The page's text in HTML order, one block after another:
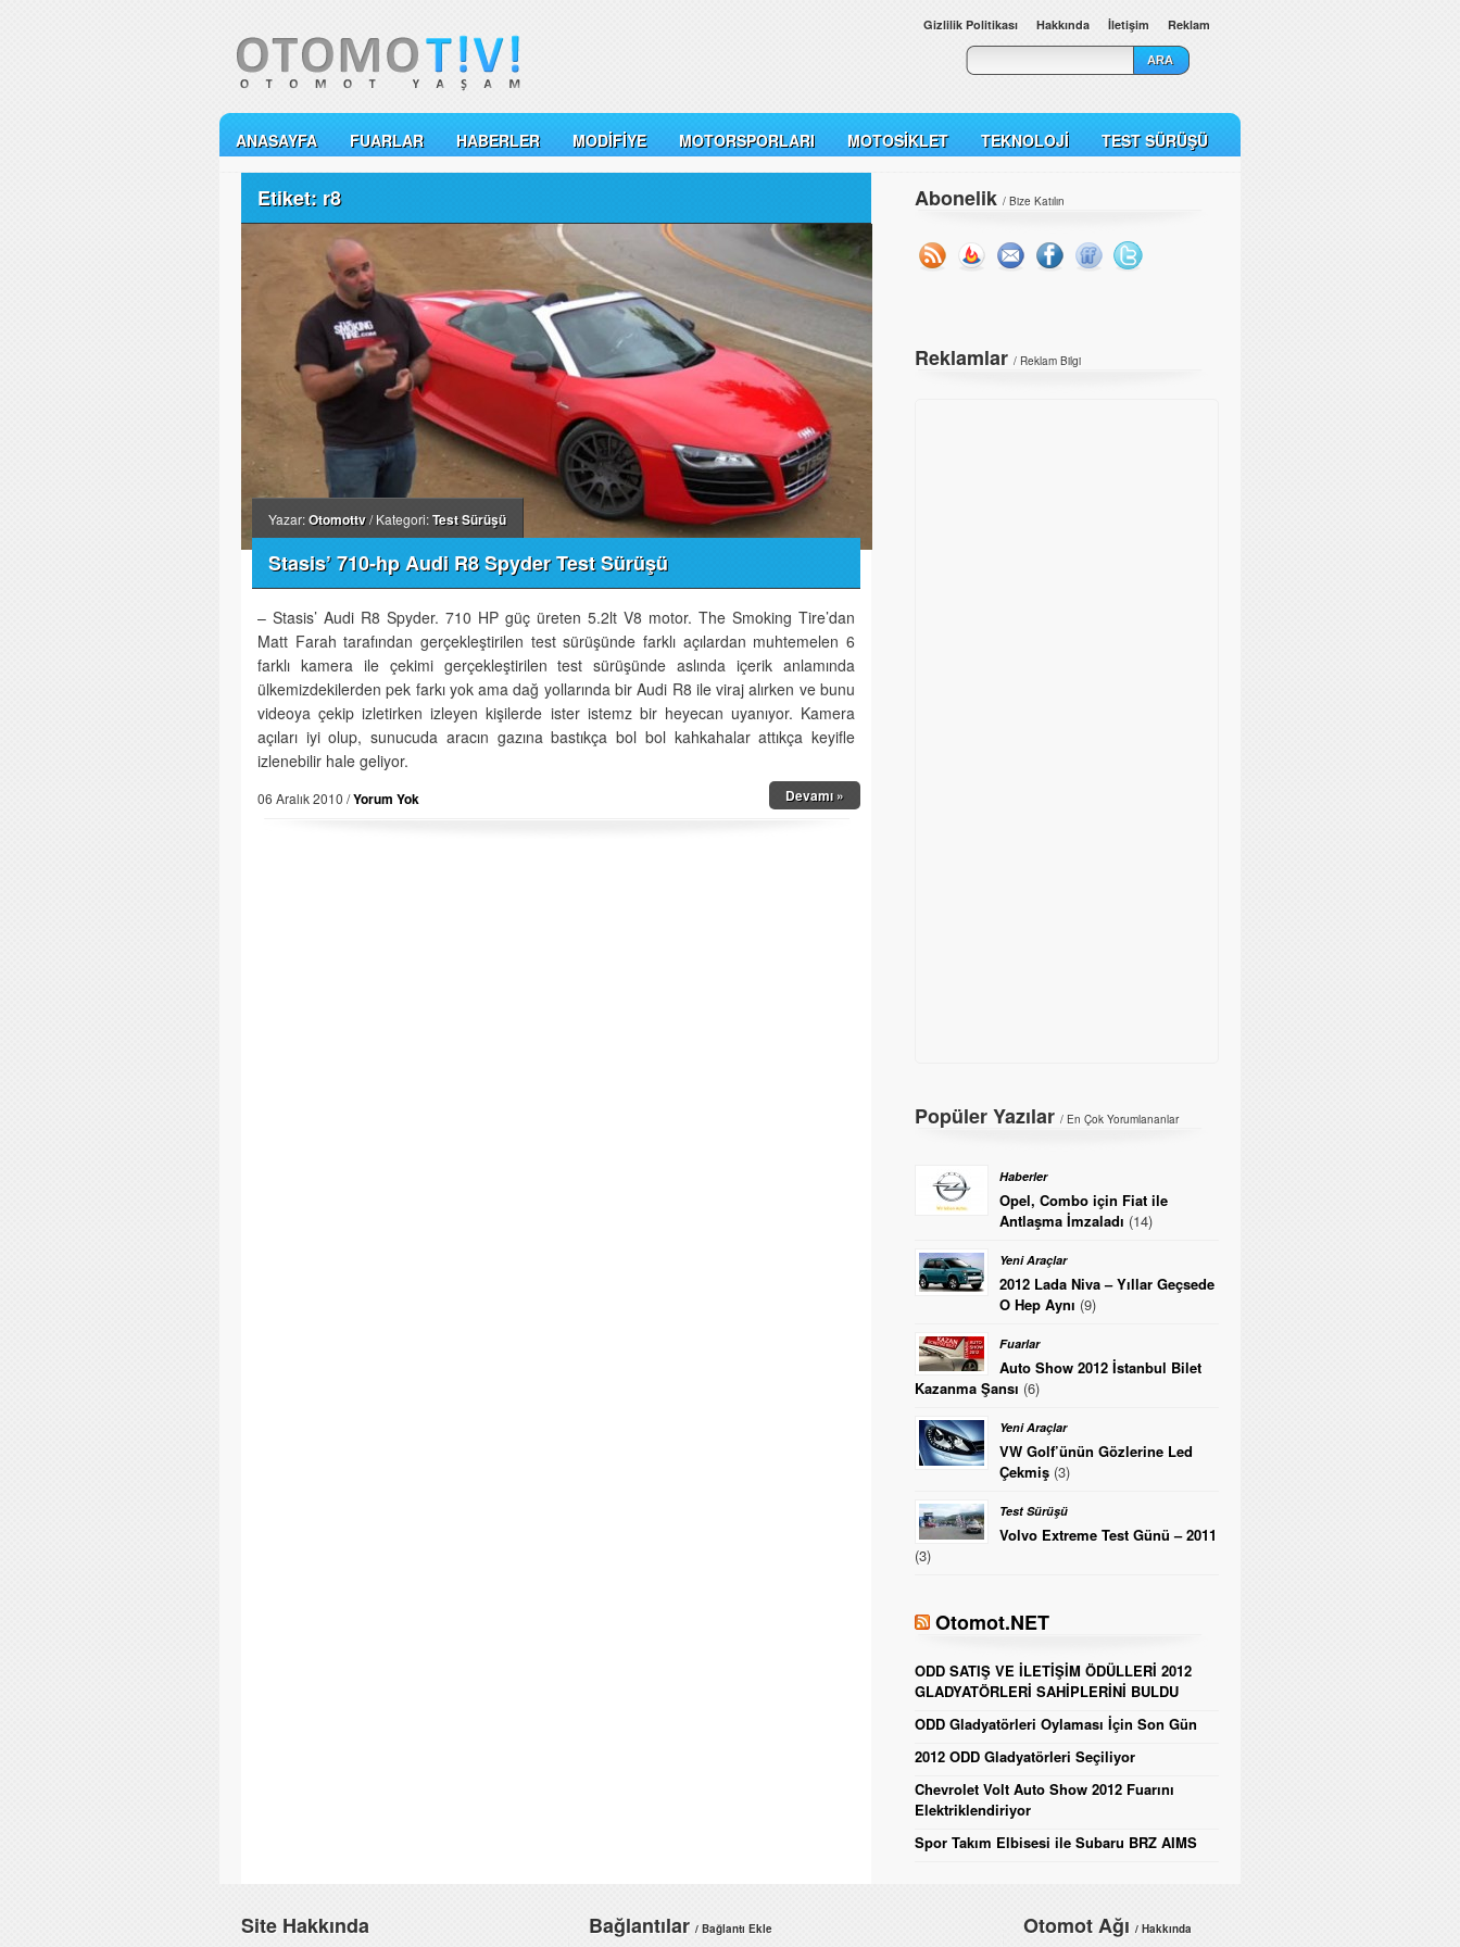
Gizlilik Politikası Hakkında İletişim Reklam
ANASAYFA FUARLAR HABERLER MODIFIYE MOTORSPORLARI MOTOSIKLET TEKNOLOJI TEST SÜRÜŞÜ
Etiket: r8
Yazar:Otomottv/ Kategori:Test Sürüşü
Stasis’ 710-hp Audi R8 Spyder Test Sürüşü
– Stasis’ Audi R8 Spyder. 710 HP güç üreten 5.2lt V8 motor. The Smoking Tire’dan
Matt Farah tarafından gerçekleştirilen test sürüşünde farklı açılardan muhtemelen 6
farklı kamera ile çekimi gerçekleştirilen test sürüşünde aslında içerik anlamında
ülkemizdekilerden pek farkı yok ama dağ yollarında bir Audi R8 ile viraj alırken ve bunu
videoya çekip izletirken izleyen kişilerde ister istemz bir heyecan uyanıyor. Kamera
açıları iyi olup, sunucuda aracın gazına bastıkça bol bol kahkahalar attıkça keyifle
izlenebilir hale geliyor.
06 Aralık 2010 /Yorum Yok Devamı »
Abonelik / Bize Katılın
Reklamlar / Reklam Bilgi
Popüler Yazılar / En Çok Yorumlananlar
Haberler
Opel, Combo için Fiat ile
Antlaşma İmzaladı (14)
Yeni Araçlar
2012 Lada Niva – Yıllar Geçsede
O Hep Aynı (9)
Fuarlar
Auto Show 2012 İstanbul Bilet
Kazanma Şansı (6)
Yeni Araçlar
VW Golf’ünün Gözlerine Led
Çekmiş (3)
Test Sürüşü
Volvo Extreme Test Günü – 2011
(3)
Otomot.NET
ODD SATIŞ VE İLETİŞİM ÖDÜLLERİ 2012
GLADYATÖRLERİ SAHİPLERİNİ BULDU
ODD Gladyatörleri Oylaması İçin Son Gün
2012 ODD Gladyatörleri Seçiliyor
Chevrolet Volt Auto Show 2012 Fuarını
Elektriklendiriyor
Spor Takım Elbisesi ile Subaru BRZ AIMS
Site Hakkında Bağlantılar / Bağlantı Ekle Otomot Ağı / Hakkında